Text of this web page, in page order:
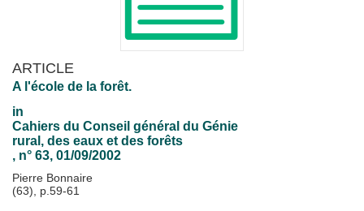
ARTICLE
A l'école de la forêt.
in
Cahiers du Conseil général du Génie
rural, des eaux et des forêts
, n° 63, 01/09/2002
Pierre Bonnaire
(63), p.59-61